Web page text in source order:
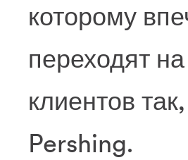
которому
переходят
клиентов
Pershing.